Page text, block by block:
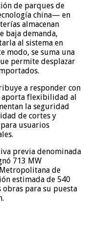
de parques de
china— en
almacenan
baja demanda,
al sistema en
modo, se suma una
permite desplazar
a responder con
aporta flexibilidad al
la seguridad
de cortes y
usuarios
previa denominada
713 MW
de
estimada de 540
para su puesta